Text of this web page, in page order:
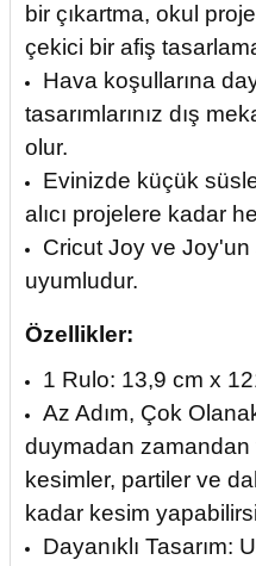
bir çıkartma, okul
çekici bir afiş
Hava koşullarına
tasarımlarınız dış
olur.
Evinizde küçük
alıcı projelere kadar
Cricut Joy ve
uyumludur.
Özellikler:
1 Rulo: 13,9 cm x
Az Adım, Çok
duymadan zamandan
kesimler, partiler ve
kadar kesim
Dayanıklı Tasarım: